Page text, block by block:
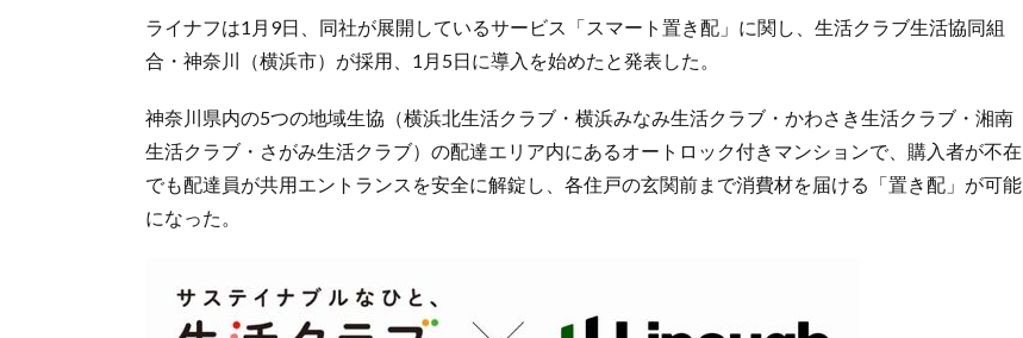
ライナフは1月9日、同社が展開しているサービス「スマート置き配」に関し、生活クラブ生活協同組
合・神奈川（横浜市）が採用、1月5日に導入を始めたと発表した。
神奈川県内の5つの地域生協（横浜北生活クラブ・横浜みなみ生活クラブ・かわさき生活クラブ・湘南
生活クラブ・さがみ生活クラブ）の配達エリア内にあるオートロック付きマンションで、購入者が不在
でも配達員が共用エントランスを安全に解錠し、各住戸の玄関前まで消費材を届ける「置き配」が可能
になった。